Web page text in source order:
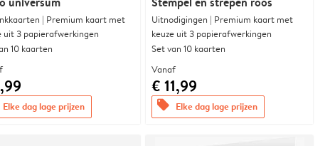
| Premium kaart met
uit 3 papierafwerkingen
10 kaarten
Elke dag lage prijzen
Uitnodigingen | Premium kaart met
keuze uit 3 papierafwerkingen
Set van 10 kaarten
Vanaf
€ 11,99
offers Elke dag lage prijzen